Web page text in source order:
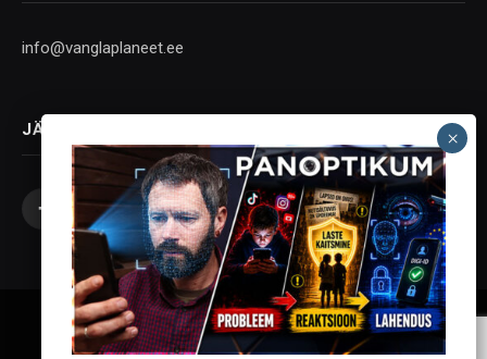
info@vanglaplaneet.ee
JÄLGI SOTSIAALMEEDIAS
Facebook
X
(Twitter)
InstagramYouTubeTelegram
Vanglaplaneet - Vastupanu Vaim